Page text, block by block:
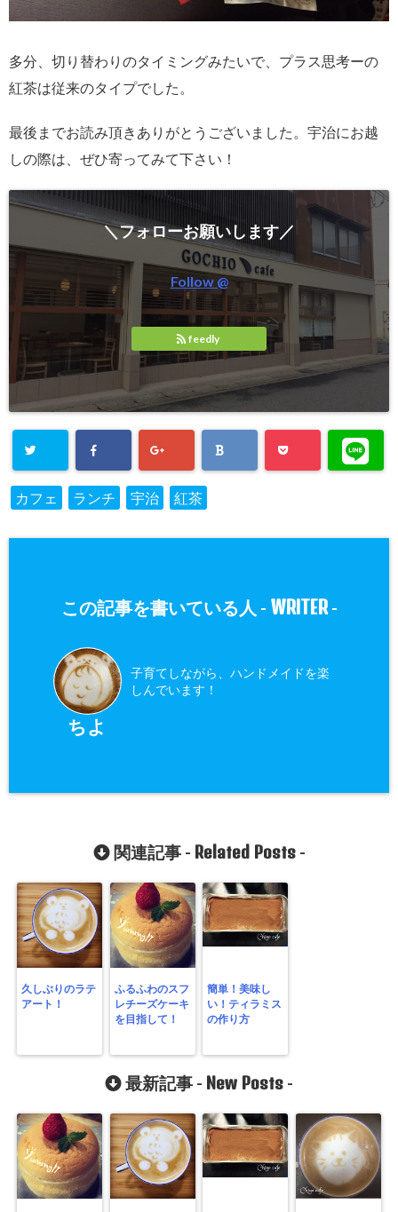
多分、切り替わりのタイミングみたいで、プラス思考ーの
紅茶は従来のタイプでした。
最後までお読み頂きありがとうございました。宇治にお越
しの際は、ぜひ寄ってみて下さい！
＼フォローお願いします／
Follow @
feedly
カフェ ランチ 宇治 紅茶
この記事を書いている人 - WRITER-
ちよ
子育てしながら、ハンドメイドを楽
しんでいます！
関連記事 - Related Posts-
久しぶりのラテ
アート！
ふるふわのスフ
レチーズケーキ
を目指して！
簡単！美味し
い！ティラミス
の作り方
最新記事 - New Posts -